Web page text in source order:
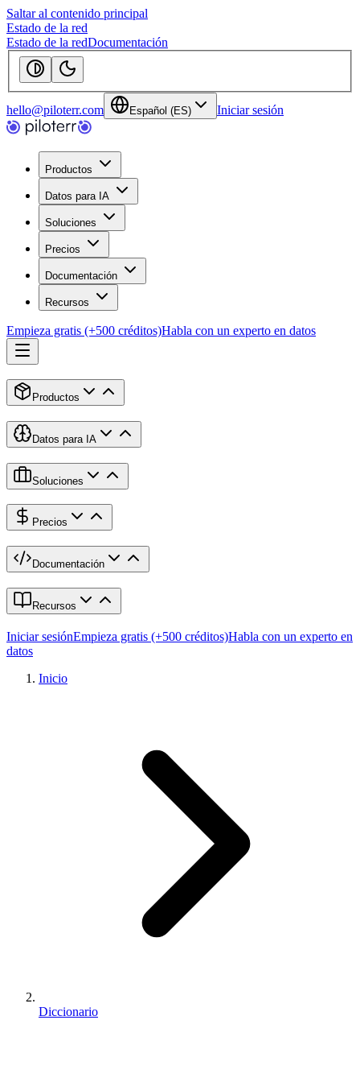
Saltar al contenido principal
Estado de la red
Estado de la redDocumentación
hello@piloterr.com Español (ES) Iniciar sesión
Productos
Datos para IA
Soluciones
Precios
Documentación
Recursos
Empieza gratis (+500 créditos)Habla con un experto en datos
Productos
Datos para IA
Soluciones
Precios
Documentación
Recursos
Iniciar sesiónEmpieza gratis (+500 créditos)Habla con un experto en
datos
Inicio
Diccionario